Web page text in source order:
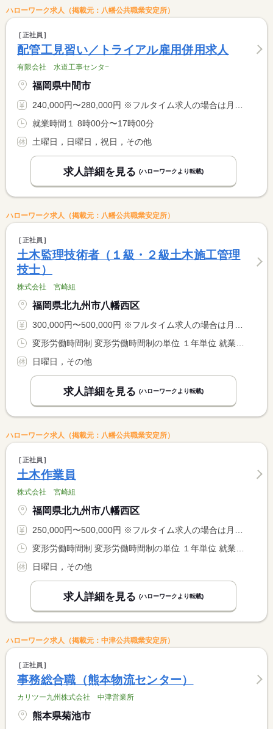
ハローワーク求人（掲載元：八幡公共職業安定所）
正社員
配管工見習い／トライアル雇用併用求人
有限会社 水道工事センタ−
福岡県中間市
240,000円〜280,000円 ※フルタイム求人の場合は月額（換算額）、パート求人の場合は時間額を表示しています。
就業時間１ 8時00分〜17時00分
土曜日，日曜日，祝日，その他
求人詳細を見る (ハローワークより転載)
ハローワーク求人（掲載元：八幡公共職業安定所）
正社員
土木監理技術者（１級・２級土木施工管理
技士）
株式会社 宮崎組
福岡県北九州市八幡西区
300,000円〜500,000円 ※フルタイム求人の場合は月額（換算額）、パート求人の場合は時間額を表示しています。
日曜日，その他
求人詳細を見る (ハローワークより転載)
ハローワーク求人（掲載元：八幡公共職業安定所）
正社員
土木作業員
株式会社 宮崎組
福岡県北九州市八幡西区
250,000円〜500,000円 ※フルタイム求人の場合は月額（換算額）、パート求人の場合は時間額を表示しています。
日曜日，その他
求人詳細を見る (ハローワークより転載)
ハローワーク求人（掲載元：中津公共職業安定所）
正社員
事務総合職（熊本物流センター）
カリツー九州株式会社 中津営業所
熊本県菊池市